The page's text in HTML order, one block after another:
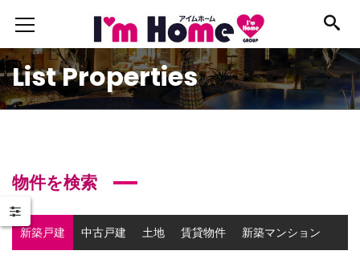
List Properties
物件を検索
新築戸建 中古戸建 土地 賃貸物件 新築マンション